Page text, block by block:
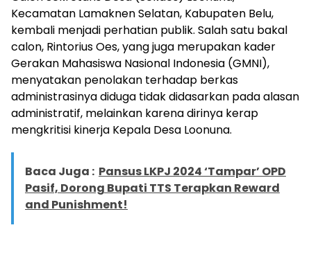
Kecamatan Lamaknen Selatan, Kabupaten Belu,
kembali menjadi perhatian publik. Salah satu bakal
calon, Rintorius Oes, yang juga merupakan kader
Gerakan Mahasiswa Nasional Indonesia (GMNI),
menyatakan penolakan terhadap berkas
administrasinya diduga tidak didasarkan pada alasan
administratif, melainkan karena dirinya kerap
mengkritisi kinerja Kepala Desa Loonuna.
Baca Juga : Pansus LKPJ 2024 ‘Tampar’ OPD
Pasif, Dorong Bupati TTS Terapkan Reward
and Punishment!